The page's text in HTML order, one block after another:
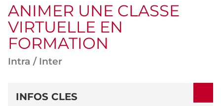
ANIMER UNE CLASSE
VIRTUELLE EN
FORMATION
Intra / Inter
DÉTAILS
INFOS CLES